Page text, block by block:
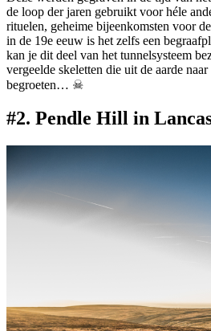
de loop der jaren gebruikt voor héle
rituelen, geheime bijeenkomsten voor
in de 19e eeuw is het zelfs een
kan je dit deel van het tunnelsysteem
vergeelde skeletten die uit de aarde
begroeten… ☠
#2. Pendle Hill in